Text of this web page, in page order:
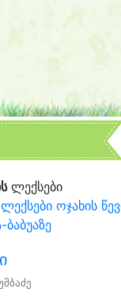
ლექსები
ლექსები ოჯახის
ბაბუაზე